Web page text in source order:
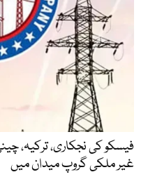
غیر ملکی گروپ میدان میں